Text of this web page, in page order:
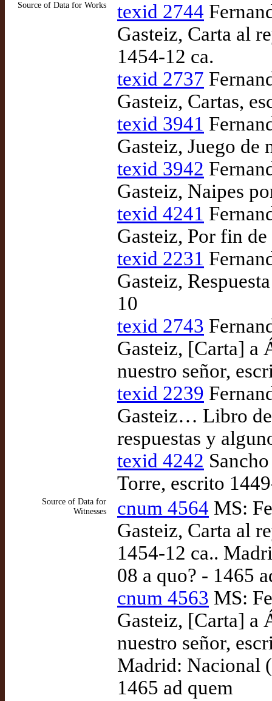
Source of Data for Works texid 2744
Gasteiz, Carta al
1454-12 ca.
texid 2737
Gasteiz, Cartas,
texid 3941
Gasteiz, Juego de
texid 3942
Gasteiz, Naipes
texid 4241
Gasteiz, Por fin
texid 2231
Gasteiz,
10
texid 2743
Gasteiz, [Carta] a
nuestro señor,
texid 2239
Gasteiz… Libro de
respuestas y
texid 4242
Torre, escrito
Source of Data for
Witnesses
cnum 4564 MS:
Gasteiz, Carta al
1454-12 ca..
08 a quo? - 1465
cnum 4563 MS:
Gasteiz, [Carta] a
nuestro señor,
Madrid: Nacional
1465 ad quem